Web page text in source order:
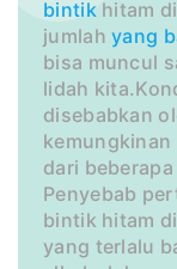
bintikhitam
jumlahyang
bisa muncul
lidah
disebabkan
dari beberapa
Penyebab
bintik hitam
yang terlalu